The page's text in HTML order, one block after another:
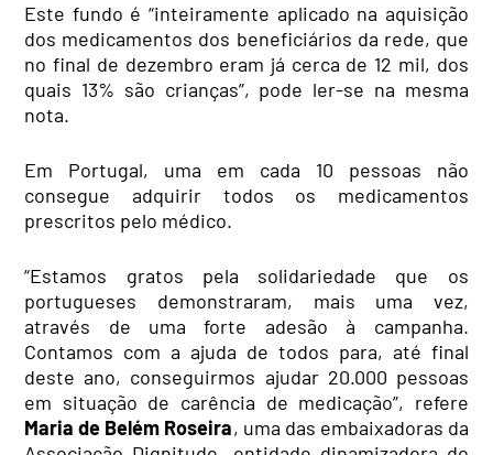
Este fundo é “inteiramente aplicado na aquisição
dos medicamentos dos beneficiários da rede, que
no final de dezembro eram já cerca de 12 mil, dos
quais 13% são crianças”, pode ler-se na mesma
nota.
Em Portugal, uma em cada 10 pessoas
não
consegue adquirir todos os medicamentos
prescritos pelo médico.
“Estamos gratos pela solidariedade que os
portugueses demonstraram, mais uma vez,
através de uma forte adesão à campanha.
Contamos com a ajuda de todos para, até final
deste ano, conseguirmos ajudar 20.000 pessoas
em situação de carência de medicação”, refere
Maria de Belém Roseira, uma das embaixadoras da